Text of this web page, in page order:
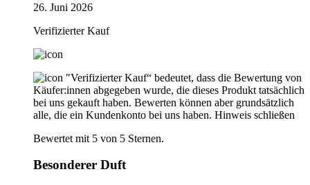
26. Juni 2026
Verifizierter Kauf
"Verifizierter Kauf“ bedeutet, dass die Bewertung von
Käufer:innen abgegeben wurde, die dieses Produkt tatsächlich
bei uns gekauft haben. Bewerten können aber grundsätzlich
alle, die ein Kundenkonto bei uns haben. Hinweis schließen
Bewertet mit 5 von 5 Sternen.
Besonderer Duft